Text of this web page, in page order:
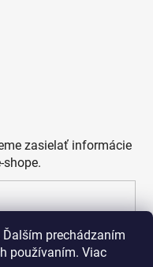
prechádzaním
používaním. Viac
zasielať informácie
ochrany